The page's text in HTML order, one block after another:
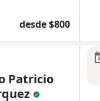
desde $800
Patricio